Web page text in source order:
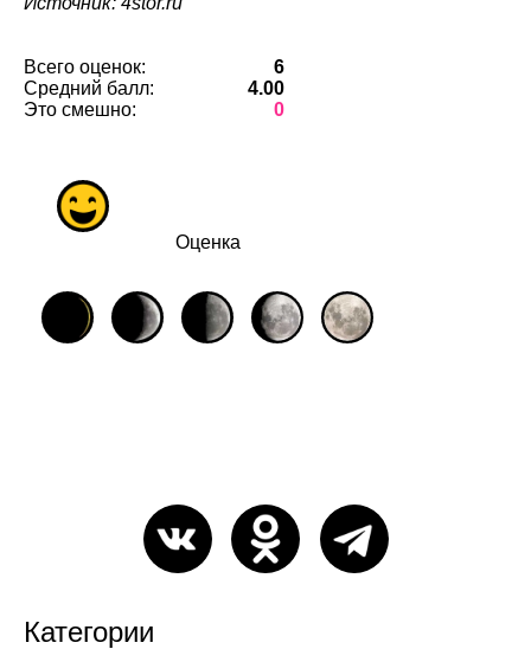
Всего оценок:
6
Средний балл:
4.00
Это смешно:
0
Оценка
Категории